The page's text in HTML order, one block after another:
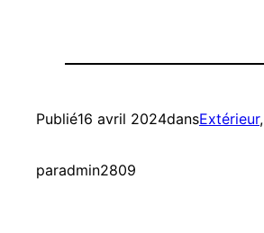
Publié16 avril 2024dansExtérieur,
paradmin2809